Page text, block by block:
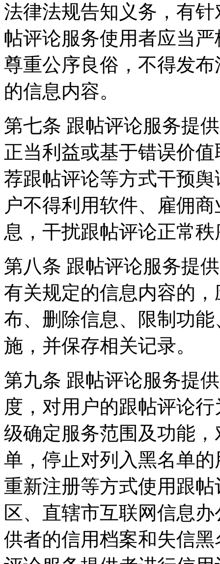
法律法规告知义务，有
帖评论服务使用者应当
尊重公序良俗，不得发
的信息内容。
第七条 跟帖评论服务提
正当利益或基于错误价
荐跟帖评论等方式干预
户不得利用软件、雇佣
息，干扰跟帖评论正常
第八条 跟帖评论服务提
有关规定的信息内容的
布、删除信息、限制功
施，并保存相关记录。
第九条 跟帖评论服务提
度，对用户的跟帖评论
级确定服务范围及功能
单，停止对列入黑名单
重新注册等方式使用跟
区、直辖市互联网信息
供者的信用档案和失信